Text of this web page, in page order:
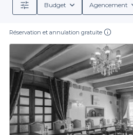
Budget Agencement
Réservation et annulation gratuite